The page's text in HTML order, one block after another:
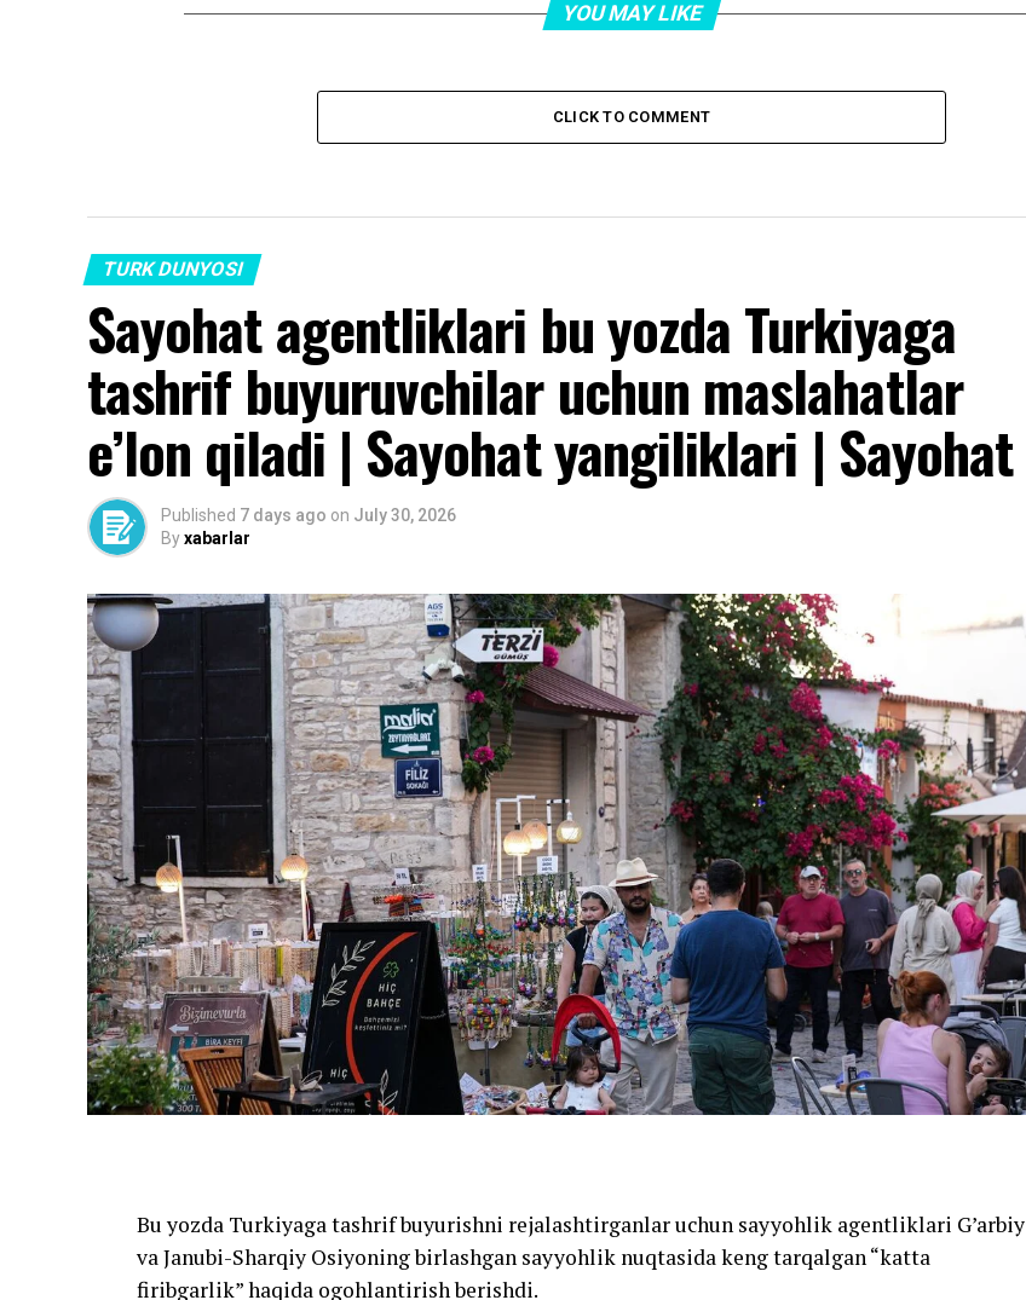
YOU MAY LIKE
CLICK TO COMMENT
TURK DUNYOSI
Sayohat agentliklari bu yozda Turkiyaga
tashrif buyuruvchilar uchun maslahatlar
e’lon qiladi | Sayohat yangiliklari | Sayohat
Published 7 days ago on July 30, 2026
Byxabarlar
Bu yozda Turkiyaga tashrif buyurishni rejalashtirganlar uchun sayyohlik agentliklari G’arbiy
va Janubi-Sharqiy Osiyoning birlashgan sayyohlik nuqtasida keng tarqalgan “katta
firibgarlik” haqida ogohlantirish berishdi.